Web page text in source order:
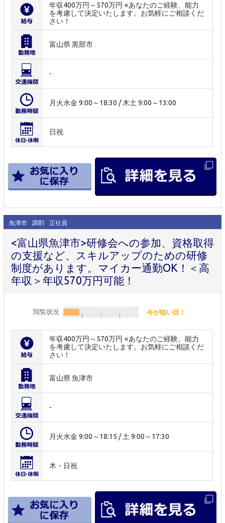
年収400万円～570万円 ※あなたのご経験、能力
を考慮して決定いたします。お気軽にご相談くだ
さい！
富山県 黒部市
-
月火水金 9:00～18:30 / 木土 9:00～13:00
日祝
魚津市 調剤 正社員
<富山県魚津市>研修会への参加、資格取得
の支援など、スキルアップのための研修
制度があります。マイカー通勤OK！＜高
年収＞年収570万円可能！
閲覧状況 今が狙い目！
年収400万円～570万円 ※あなたのご経験、能力
を考慮して決定いたします。お気軽にご相談くだ
さい！
富山県 魚津市
-
月火水金 9:00～18:15 / 土 9:00～17:30
木・日祝